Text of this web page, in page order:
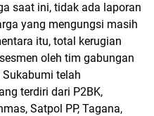
saat ini, tidak ada laporan
yang mengungsi masih
itu, total kerugian
oleh tim gabungan
telah
terdiri dari P2BK,
Satpol PP, Tagana,